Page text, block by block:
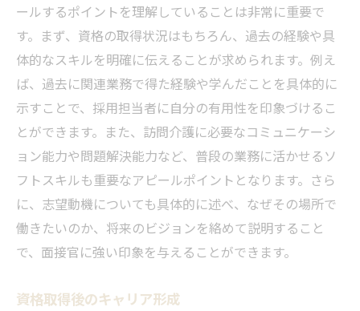
資格を持つことで広がる就職の選択肢
住之江区で訪問介護を始めるための資格取得と
求人の流れ
資格取得の初めの一歩を踏み出す
住之江区での求人情報の探し方
資格取得から就職までのロードマップ
訪問介護に必要な心構えと準備
求人応募における成功の秘訣
資格取得後の就職活動の進め方
ールするポイントを理解していることは非常に重要で
す。まず、資格の取得状況はもちろん、過去の経験や具
体的なスキルを明確に伝えることが求められます。例え
ば、過去に関連業務で得た経験や学んだことを具体的に
示すことで、採用担当者に自分の有用性を印象づけるこ
とができます。また、訪問介護に必要なコミュニケーシ
ョン能力や問題解決能力など、普段の業務に活かせるソ
フトスキルも重要なアピールポイントとなります。さら
に、志望動機についても具体的に述べ、なぜその場所で
働きたいのか、将来のビジョンを絡めて説明すること
で、面接官に強い印象を与えることができます。
資格取得後のキャリア形成